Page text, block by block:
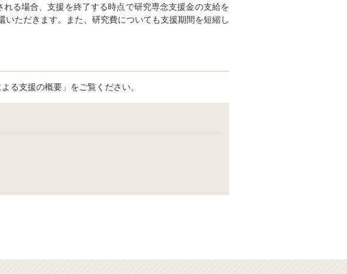
る場合、支援を終了する時点で研究専念支援金の支給を
ただきます。また、研究費についても支援期間を短縮し
る支援の概要」をご覧ください。